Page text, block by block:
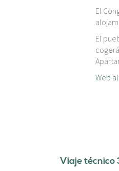
El
El
Web
Viaje técnico